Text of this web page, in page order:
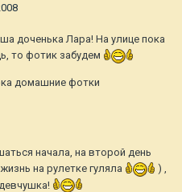
доченька Лара! На улице пока
то фотик забудем
домашние фотки
начала, на второй день
на рулетке гуляла
) ,